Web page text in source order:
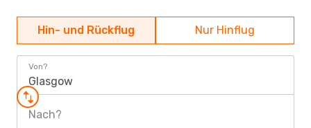
Hin- und Rückflug Nur Hinflug
Von?
Glasgow
Nach?